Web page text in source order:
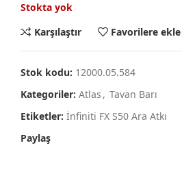
Stokta yok
Karşılaştır
Favorilere ekle
Stok kodu: 12000.05.584
Kategoriler: Atlas , Tavan Barı
Etiketler: İnfiniti FX S50 Ara Atkı
Paylaş